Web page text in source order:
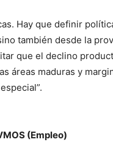
Hay que definir
también desde la
que el declino
áreas maduras y
(Empleo)